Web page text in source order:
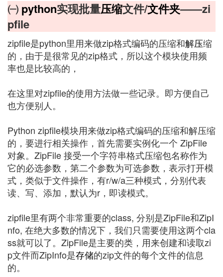
㈠ python实现批量压缩文件/文件夹——zi
pfile
zipfile是python里用来做zip格式编码的压缩和解压缩
的，由于是很常见的zip格式，所以这个模块使用频
率也是比较高的，
在这里对zipfile的使用方法做一些记录。即方便自己
也方便别人。
Python zipfile模块用来做zip格式编码的压缩和解压缩
的，要进行相关操作，首先需要实例化一个 ZipFile
对象。ZipFile 接受一个字符串格式压缩包名称作为
它的必选参数，第二个参数为可选参数，表示打开模
式，类似于文件操作，有r/w/a三种模式，分别代表
读、写、添加，默认为r，即读模式。
zipfile里有两个非常重要的class, 分别是ZipFile和ZipI
nfo, 在绝大多数的情况下，我们只需要使用这两个cla
ss就可以了。ZipFile是主要的类，用来创建和读取zi
p文件而ZipInfo是存储的zip文件的每个文件的信息
的。